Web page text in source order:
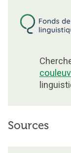
Sources